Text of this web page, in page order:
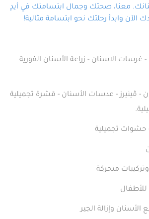
معنا، صحتك وجمال ابتسامتك في أيدٍ
الآن وابدأ رحلتك نحو ابتسامة مثالية!
- غرسات الاسنان - زراعة الأسنان الفورية
- ڤينيرز - عدسات الأسنان - قشرة تجميلية
تجميلية
وتركيبات متحركة
للأطفال
وإزالة الجير